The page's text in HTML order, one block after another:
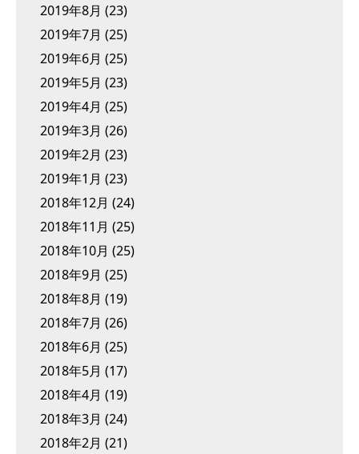
2019年8月 (23)
2019年7月 (25)
2019年6月 (25)
2019年5月 (23)
2019年4月 (25)
2019年3月 (26)
2019年2月 (23)
2019年1月 (23)
2018年12月 (24)
2018年11月 (25)
2018年10月 (25)
2018年9月 (25)
2018年8月 (19)
2018年7月 (26)
2018年6月 (25)
2018年5月 (17)
2018年4月 (19)
2018年3月 (24)
2018年2月 (21)